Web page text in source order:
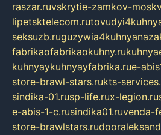
raszar.ruvskrytie-zamkov-
lipetsktelecom.ru
seksuzb.ru
fabrikaofabrikaokuhny.ru
kuhnyaykuhnyayfabrika.rue-
store-brawl-stars.rukts-
sindika-01.rusp-life.rux-legion.ru
e-abis-1-c.rusindika01.ruvenda-
store-brawlstars.ru